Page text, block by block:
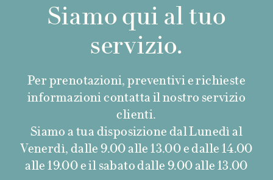
Siamo qui al tuo
servizio.
Per prenotazioni, preventivi e richieste
informazioni contatta il nostro servizio
clienti.
Siamo a tua disposizione dal Lunedì al
Venerdì, dalle 9.00 alle 13.00 e dalle 14.00
alle 19.00 e il sabato dalle 9.00 alle 13.00